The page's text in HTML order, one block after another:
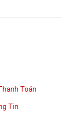
Toán
Tin